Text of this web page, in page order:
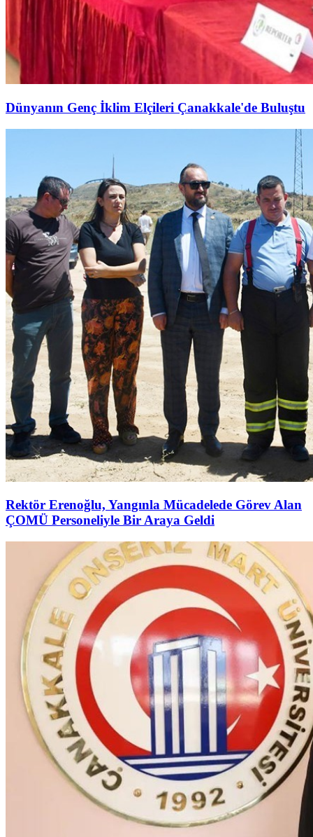
Dünyanın Genç İklim Elçileri Çanakkale'de Buluştu
Rektör Erenoğlu, Yangınla Mücadelede Görev Alan
ÇOMÜ Personeliyle Bir Araya Geldi